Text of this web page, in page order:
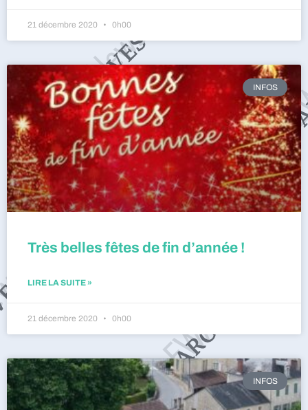
21 décembre 2020 0h00
INFOS
Très belles fêtes de fin d’année !
LIRE LA SUITE »
21 décembre 2020 0h00
INFOS